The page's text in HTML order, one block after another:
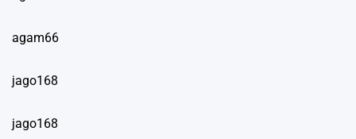
agam66
jago168
jago168